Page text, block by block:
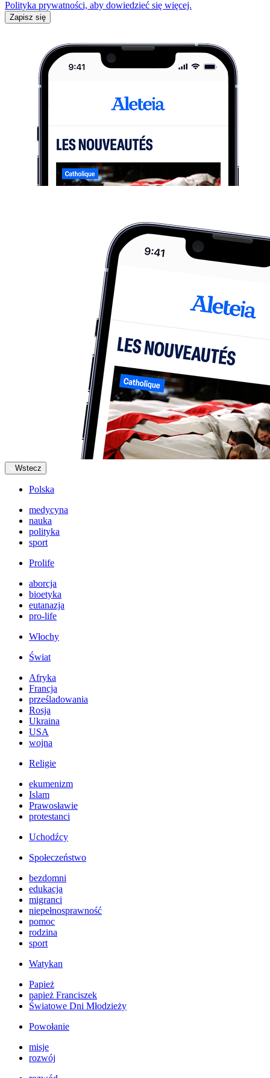
Polityka prywatności, aby dowiedzieć się więcej.
Zapisz się
Wstecz
Polska
medycyna
nauka
polityka
sport
Prolife
aborcja
bioetyka
eutanazja
pro-life
Włochy
Świat
Afryka
Francja
prześladowania
Rosja
Ukraina
USA
wojna
Religie
ekumenizm
Islam
Prawosławie
protestanci
Uchodźcy
Społeczeństwo
bezdomni
edukacja
migranci
niepełnosprawność
pomoc
rodzina
sport
Watykan
Papież
papież Franciszek
Światowe Dni Młodzieży
Powołanie
misje
rozwój